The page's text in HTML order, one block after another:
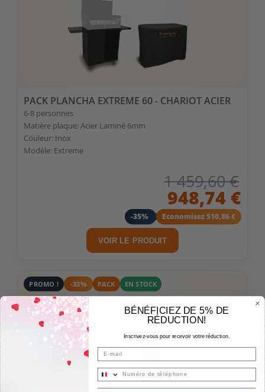
PACK PLANCHA EXTREME 60 - CHARIOT ACIER
6-8 personnes
Matière plaque: Acier Laminé 6mm
Couleur: Inox
Modèle: Extreme
1 459,60 €
948,74 €
-35% Economisez 510,86 €
VOIR LE PRODUIT
PROMO ! -33% PACK EN STOCK
BÉNÉFICIEZ DE 5% DE
RÉDUCTION!
Inscrivez-vous pour recevoir votre réduction.
Email